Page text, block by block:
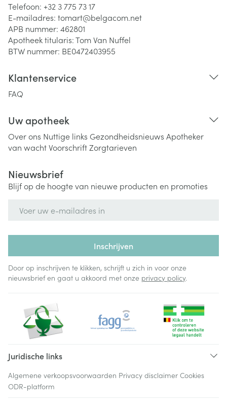
Telefoon: +32 3 775 73 17
E-mailadres: tomart@belgacom.net
APB nummer: 462801
Apotheek titularis:Tom Van Nuffel
BTW nummer: BE0472403955
Klantenservice
FAQ
Uw apotheek
Over ons Nuttige links Gezondheidsnieuws Apotheker
van wachtVoorschriftZorgtarieven
Nieuwsbrief
Blijf op de hoogte van nieuwe producten en promoties
Inschrijven
Door op inschrijven te klikken, schrijft u zich in voor onze
nieuwsbrief en gaat u akkoord met onze privacy policy.
Juridische links
Algemene verkoopsvoorwaarden Privacy disclaimer Cookies
ODR-platform